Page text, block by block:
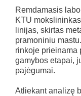
Remdamasis
KTU
linijas, skirtas
pramoniniu
rinkoje prieinama
gamybos etapai,
pajėgumai.
Atliekant analizę